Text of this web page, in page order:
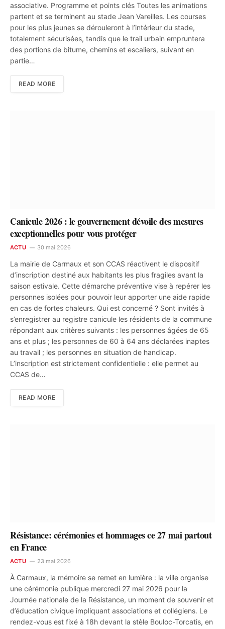
associative. Programme et points clés Toutes les animations
partent et se terminent au stade Jean Vareilles. Les courses
pour les plus jeunes se dérouleront à l’intérieur du stade,
totalement sécurisées, tandis que le trail urbain empruntera
des portions de bitume, chemins et escaliers, suivant en
partie…
READ MORE
Canicule 2026 : le gouvernement dévoile des mesures
exceptionnelles pour vous protéger
ACTU 30 mai 2026
La mairie de Carmaux et son CCAS réactivent le dispositif
d’inscription destiné aux habitants les plus fragiles avant la
saison estivale. Cette démarche préventive vise à repérer les
personnes isolées pour pouvoir leur apporter une aide rapide
en cas de fortes chaleurs. Qui est concerné ? Sont invités à
s’enregistrer au registre canicule les résidents de la commune
répondant aux critères suivants : les personnes âgées de 65
ans et plus ; les personnes de 60 à 64 ans déclarées inaptes
au travail ; les personnes en situation de handicap.
L’inscription est strictement confidentielle : elle permet au
CCAS de…
READ MORE
Résistance: cérémonies et hommages ce 27 mai partout
en France
ACTU 23 mai 2026
À Carmaux, la mémoire se remet en lumière : la ville organise
une cérémonie publique mercredi 27 mai 2026 pour la
Journée nationale de la Résistance, un moment de souvenir et
d’éducation civique impliquant associations et collégiens. Le
rendez-vous est fixé à 18h devant la stèle Bouloc-Torcatis, en